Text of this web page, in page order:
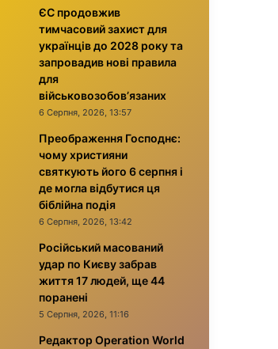
ЄС продовжив
тимчасовий захист для
українців до 2028 року та
запровадив нові правила
для
військовозобов’язаних
6 Серпня, 2026, 13:57
Преображення Господнє:
чому християни
святкують його 6 серпня і
де могла відбутися ця
біблійна подія
6 Серпня, 2026, 13:42
Російський масований
удар по Києву забрав
життя 17 людей, ще 44
поранені
5 Серпня, 2026, 11:16
Редактор Operation World